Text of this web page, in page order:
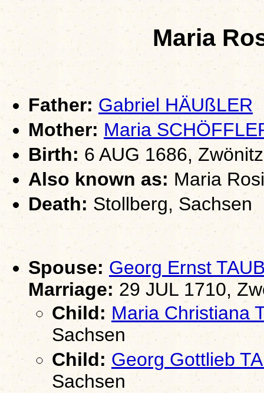
Maria
Father: Gabriel HÄUßLER
Mother: Maria
Birth: 6 AUG 1686,
Also known as: Maria
Death: Stollberg, Sachsen
Spouse: Georg Ernst
Marriage: 29 JUL 1710,
Child: Maria Christiana
Sachsen
Child: Georg Gottlieb
Sachsen